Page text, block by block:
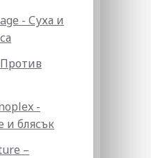
- Суха и
-
блясък
–